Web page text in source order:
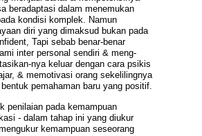
beradaptasi dalam menemukan
kondisi komplek. Namun
diri yang dimaksud bukan pada
Tapi sebab benar-benar
inter personal sendiri & meng-
nya keluar dengan cara psikis
& memotivasi orang sekelilingnya
pemahaman baru yang positif.
penilaian pada kemampuan
- dalam tahap ini yang diukur
kemampuan seseorang